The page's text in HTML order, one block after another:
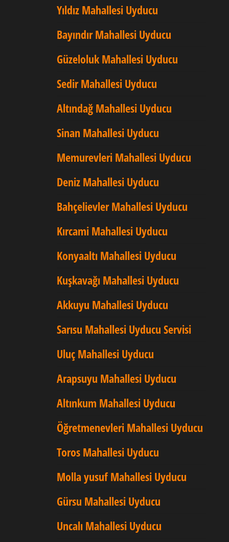
Yıldız Mahallesi Uyducu
Bayındır Mahallesi Uyducu
Güzeloluk Mahallesi Uyducu
Sedir Mahallesi Uyducu
Altındağ Mahallesi Uyducu
Sinan Mahallesi Uyducu
Memurevleri Mahallesi Uyducu
Deniz Mahallesi Uyducu
Bahçelievler Mahallesi Uyducu
Kırcami Mahallesi Uyducu
Konyaaltı Mahallesi Uyducu
Kuşkavağı Mahallesi Uyducu
Akkuyu Mahallesi Uyducu
Sarısu Mahallesi Uyducu Servisi
Uluç Mahallesi Uyducu
Arapsuyu Mahallesi Uyducu
Altınkum Mahallesi Uyducu
Öğretmenevleri Mahallesi Uyducu
Toros Mahallesi Uyducu
Molla yusuf Mahallesi Uyducu
Gürsu Mahallesi Uyducu
Uncalı Mahallesi Uyducu